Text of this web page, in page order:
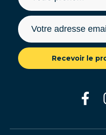
Recevoir le